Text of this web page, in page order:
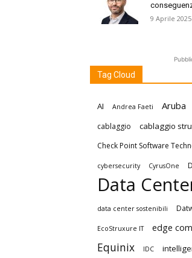
9 Aprile 2025
Tag Cloud
AI Andrea Faeti Aruba
cablaggio
cablaggio
Check Point Software
cybersecurity CyrusOne
Data
data center sostenibili
EcoStruxure IT edge
Equinix IDC